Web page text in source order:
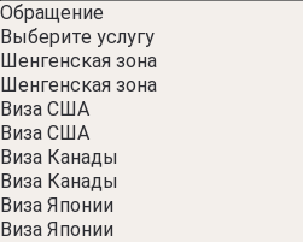
Обращение
Выберите услугу
Шенгенская зона
Шенгенская зона
Виза США
Виза США
Виза Канады
Виза Канады
Виза Японии
Виза Японии